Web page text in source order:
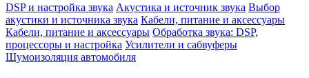
DSP и настройка звука Акустика и источник звука Выбор
акустики и источника звука Кабели, питание и аксессуары
Кабели, питание и аксессуары Обработка звука: DSP,
процессоры и настройка Усилители и сабвуферы
Шумоизоляция автомобиля